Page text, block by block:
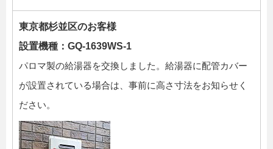
東京都杉並区のお客様
設置機種：GQ-1639WS-1
パロマ製の給湯器を交換しました。給湯器に配管カバー
が設置されている場合は、事前に高さ寸法をお知らせく
ださい。